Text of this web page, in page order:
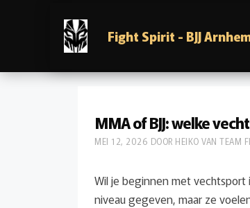
Fight Spirit - BJJ
MMA of BJJ: welke
MEI 12, 2026 DOOR HEIKO VAN TEAM
Wil je beginnen met vechtsport
niveau gegeven, maar ze